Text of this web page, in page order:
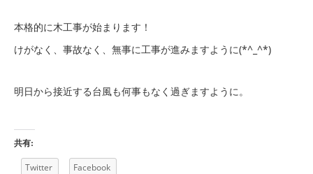
本格的に木工事が始まります！
けがなく、事故なく、無事に工事が進みますように(*^_^*)
明日から接近する台風も何事もなく過ぎますように。
共有:
Twitter Facebook